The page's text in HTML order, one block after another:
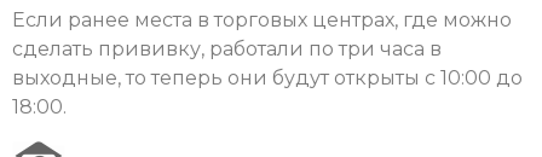
Если ранее места в торговых центрах, где можно
сделать прививку, работали по три часа в
выходные, то теперь они будут открыты с 10:00 до
18:00.